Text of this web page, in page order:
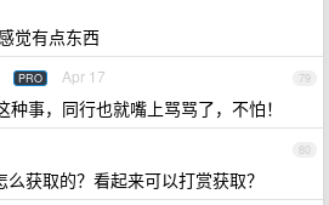
觉有点东西
79
PRO Apr 17
种事，同行也就嘴上骂骂了，不怕！
80
获取的？看起来可以打赏获取？